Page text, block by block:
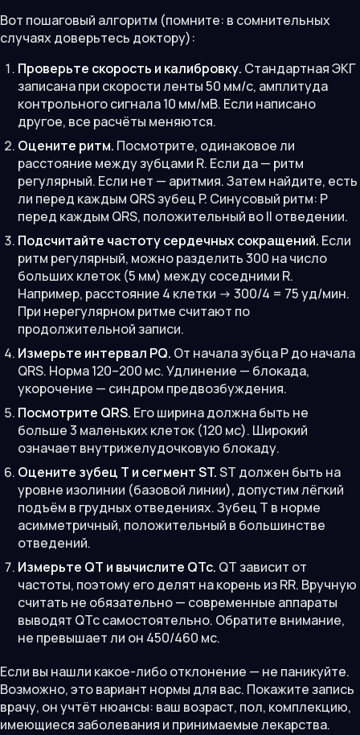
Вот пошаговый алгоритм (помните: в сомнительных
случаях доверьтесь доктору):
Проверьте скорость и калибровку. Стандартная ЭКГ
записана при скорости ленты 50 мм/с, амплитуда
контрольного сигнала 10 мм/мВ. Если написано
другое, все расчёты меняются.
Оцените ритм. Посмотрите, одинаковое ли
расстояние между зубцами R. Если да — ритм
регулярный. Если нет — аритмия. Затем найдите, есть
ли перед каждым QRS зубец P. Синусовый ритм: P
перед каждым QRS, положительный во II отведении.
Подсчитайте частоту сердечных сокращений. Если
ритм регулярный, можно разделить 300 на число
больших клеток (5 мм) между соседними R.
Например, расстояние 4 клетки -> 300/4 = 75 уд/мин.
При нерегулярном ритме считают по
продолжительной записи.
Измерьте интервал PQ. От начала зубца P до начала
QRS. Норма 120–200 мс. Удлинение — блокада,
укорочение — синдром предвозбуждения.
Посмотрите QRS. Его ширина должна быть не
больше 3 маленьких клеток (120 мс). Широкий
означает внутрижелудочковую блокаду.
Оцените зубец T и сегмент ST.ST должен быть на
уровне изолинии (базовой линии), допустим лёгкий
подъём в грудных отведениях. Зубец T в норме
асимметричный, положительный в большинстве
отведений.
Измерьте QT и вычислите QTc. QT зависит от
частоты, поэтому его делят на корень из RR. Вручную
считать не обязательно — современные аппараты
выводят QTc самостоятельно. Обратите внимание,
не превышает ли он 450/460 мс.
Если вы нашли какое-либо отклонение — не паникуйте.
Возможно, это вариант нормы для вас. Покажите запись
врачу, он учтёт нюансы: ваш возраст, пол, комплекцию,
имеющиеся заболевания и принимаемые лекарства.